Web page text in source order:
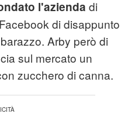
l'azienda di
di disappunto
Arby però di
sul mercato un
zucchero di canna.